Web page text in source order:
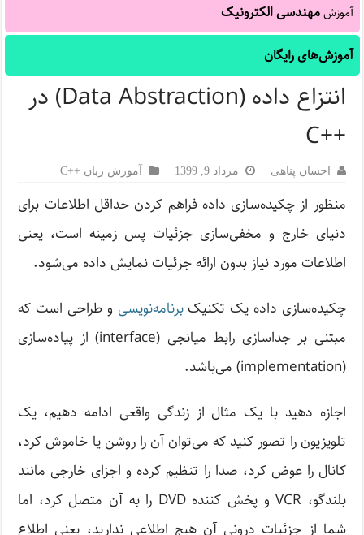
آموزشمهندسی الکترونیک
آموزش‌های رایگان
انتزاع داده (Data Abstraction) در
++C
احسان پناهی مرداد 9, 1399 آموزش زبان ++C
منظور از چکیده‌سازی داده فراهم کردن حداقل اطلاعات برای
دنیای خارج و مخفی‌سازی جزئیات پس زمینه است، یعنی
اطلاعات مورد نیاز بدون ارائه جزئیات نمایش داده می‌شود.
چکیده‌سازی داده یک تکنیکبرنامه‌نویسی و طراحی است که
مبتنی بر جداسازی رابط میانجی (interface) از پیاده‌سازی
(implementation) می‌باشد.
اجازه دهید با یک مثال از زندگی واقعی ادامه دهیم، یک
تلویزیون را تصور کنید که می‌توان آن را روشن یا خاموش کرد،
کانال را عوض کرد، صدا را تنظیم کرده و اجزای خارجی مانند
بلندگو، VCR و پخش کننده DVD را به آن متصل کرد، اما
شما از جزئیات درونی آن هیچ اطلاعی ندارید، یعنی اطلاع